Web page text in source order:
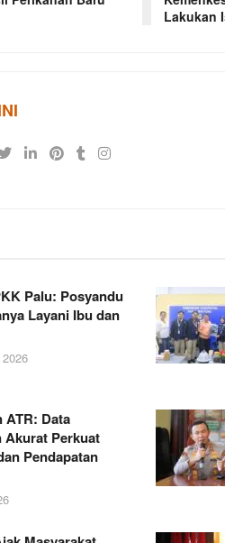
Lakukan
Palu: Posyandu
Layani Ibu dan
ATR: Data
Akurat Perkuat
Pendapatan